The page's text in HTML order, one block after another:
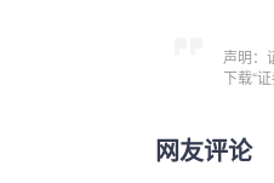
声明：
下载“
网友评论